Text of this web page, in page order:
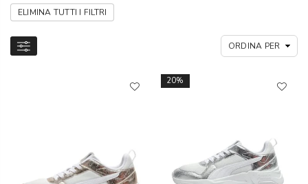
ELIMINA TUTTI I FILTRI
20%